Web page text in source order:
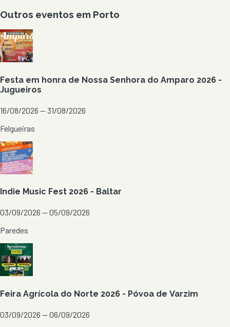
Outros eventos em Porto
Festa em honra de Nossa Senhora do Amparo 2026 -
Jugueiros
16/08/2026 — 31/08/2026
Felgueiras
Indie Music Fest 2026 - Baltar
03/09/2026 — 05/09/2026
Paredes
Feira Agrícola do Norte 2026 - Póvoa de Varzim
03/09/2026 — 06/09/2026